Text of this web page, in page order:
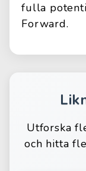
fulla
Forward.
Utforska
och hitta